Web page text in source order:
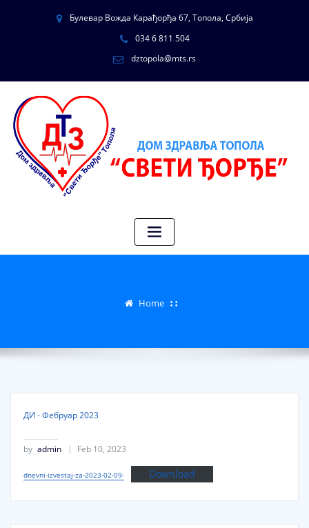
Булевар Вожда Карађорђа 67, Топола, Србија
034 6 811 504
dztopola@mts.rs
Home
ДИ - Фебруар 2023
by admin Feb 10, 2023
dnevni-izvestaj-za-2023-02-09- Download